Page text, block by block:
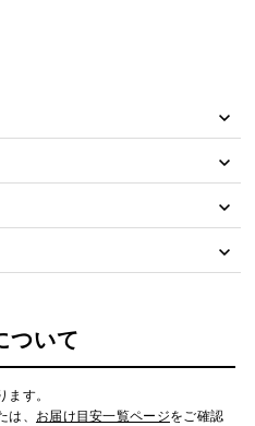
ついて
す。
、 お届け目安一覧ページをご確認